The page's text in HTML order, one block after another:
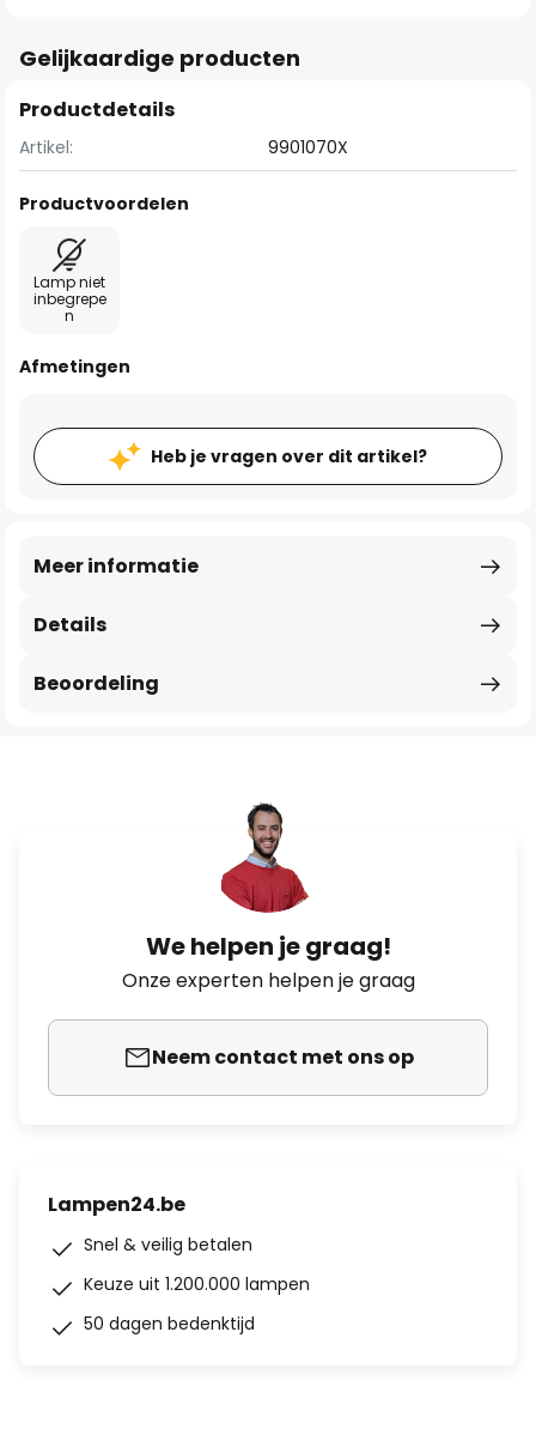
Gelijkaardige producten
Productdetails
Artikel: 9901070X
Productvoordelen
Lamp niet
inbegrepe
n
Afmetingen
Heb je vragen over dit artikel?
Details
Meer informatie
Beoordeling
We helpen je graag!
Onze experten helpen je graag
Neem contact met ons op
Lampen24.be
Snel & veilig betalen
Keuze uit 1.200.000 lampen
50 dagen bedenktijd